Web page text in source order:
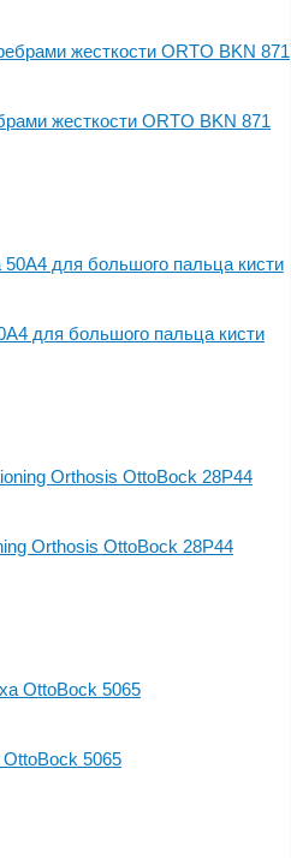
жесткости ORTO BKN 871
для большого пальца кисти
Orthosis OttoBock 28P44
5065